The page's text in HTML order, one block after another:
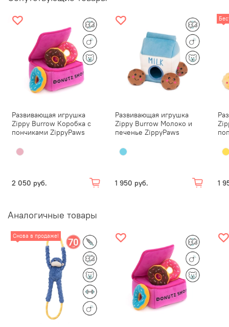
зубов питомца;
Размеры: 20 x 10 x 10 см.
Обратите внимание:Наблюдайте за питомцем, пока он
играет! Контролируемая игра поможет игрушкам
прослужить дольше и, самое главное, сохранить
питомца в безопасности. Стоит прекратить игру, если
Развивающая игрушка
Zippy Burrow Коробка с
пончиками ZippyPaws
2 050 руб.
Развивающая игрушка
Zippy Burrow Молоко и
печенье ZippyPaws
1 950 руб. 1
Аналогичные товары
Снова в продаже!